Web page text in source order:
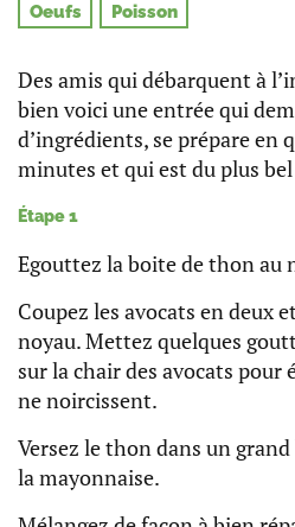
Oeufs Poisson
Des amis qui débarquent à
bien voici une entrée qui
d’ingrédients, se prépare en
minutes et qui est du plus
Étape 1
Egouttez la boite de thon au
Coupez les avocats en deux
noyau. Mettez quelques
sur la chair des avocats pour
ne noircissent.
Versez le thon dans un
la mayonnaise.